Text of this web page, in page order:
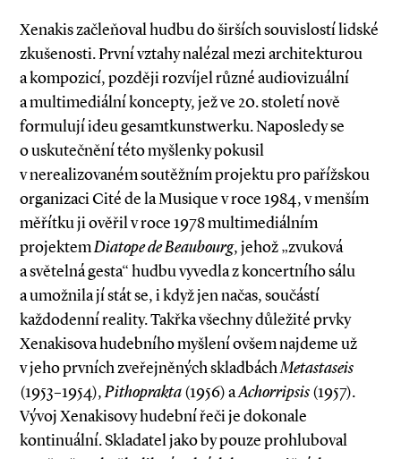
Xenakis začleňoval hudbu do širších souvislostí lidské
zkušenosti. První vztahy nalézal mezi architekturou
a kompozicí, později rozvíjel různé audiovizuální
a multimediální koncepty, jež ve 20. století nově
formulují ideu gesamtkunstwerku. Naposledy se
o uskutečnění této myšlenky pokusil
v nerealizovaném soutěžním projektu pro pařížskou
organizaci Cité de la Musique v roce 1984, v menším
měřítku ji ověřil v roce 1978 multimediálním
projektemDiatope de Beaubourg, jehož „zvuková
a světelná gesta“ hudbu vyvedla z koncertního sálu
a umožnila jí stát se, i když jen načas, součástí
každodenní reality. Takřka všechny důležité prvky
Xenakisova hudebního myšlení ovšem najdeme už
v jeho prvních zveřejněných skladbáchMetastaseis
(1953–1954),Pithoprakta(1956) aAchorripsis(1957).
Vývoj Xenakisovy hudební řeči je dokonale
kontinuální. Skladatel jako by pouze prohluboval